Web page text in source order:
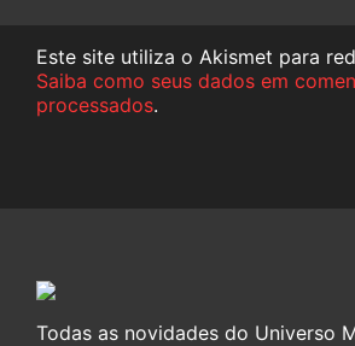
Este site utiliza o Akismet para
Saiba como seus dados em
processados.
Todas as novidades do Universo